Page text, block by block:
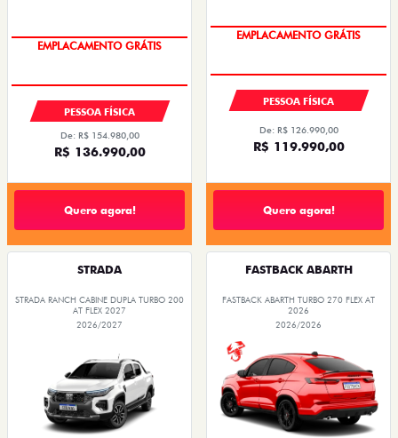
OPORTUNIDADE
PESSOA FÍSICA
De: R$ 154.980,00
R$ 136.990,00
Quero agora!
OPORTUNIDADE
PESSOA FÍSICA
De: R$ 126.990,00
R$ 119.990,00
Quero agora!
STRADA
STRADA RANCH CABINE DUPLA TURBO 200
AT FLEX 2027
2026/2027
FASTBACK ABARTH
FASTBACK ABARTH TURBO 270 FLEX AT
2026
2026/2026